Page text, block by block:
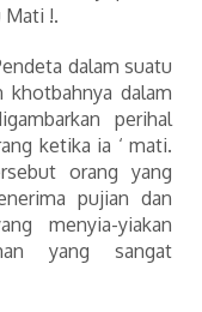
Mati !.
dalam suatu
khotbahnya dalam
perihal
ketika ia ‘ mati.
orang yang
pujian dan
menyia-yiakan
yang sangat